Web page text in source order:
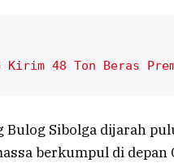
Kirim 48 Ton Beras
Sibolga dijarah
berkumpul di depan